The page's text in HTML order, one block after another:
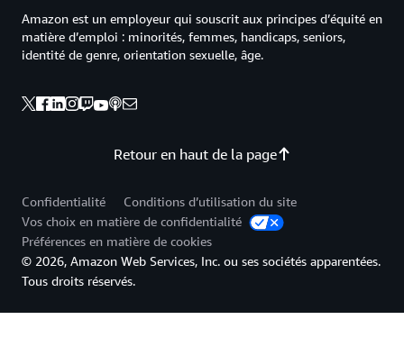
Retour en haut de la page
Amazon est un employeur qui souscrit aux principes d’équité en
matière d’emploi : minorités, femmes, handicaps, seniors,
identité de genre, orientation sexuelle, âge.
Confidentialité
Conditions d’utilisation du site
Vos choix en matière de confidentialité
Préférences en matière de cookies
© 2026, Amazon Web Services, Inc. ou ses sociétés apparentées.
Tous droits réservés.